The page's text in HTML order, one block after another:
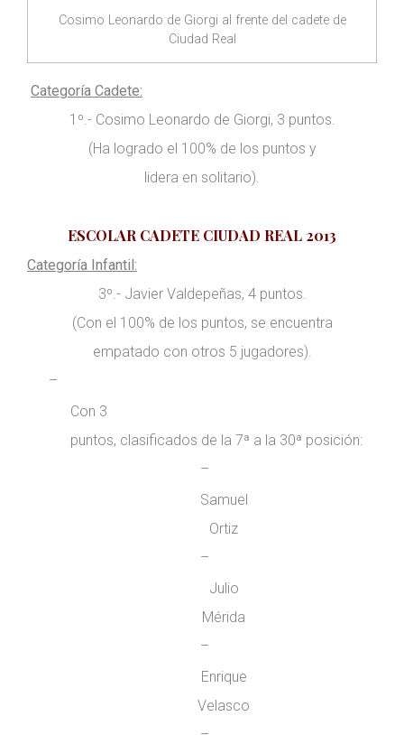
Cosimo Leonardo de Giorgi al frente del cadete de
Ciudad Real
Categoría Cadete:
1º.- Cosimo Leonardo de Giorgi, 3 puntos.
(Ha logrado el 100% de los puntos y
lidera en solitario).
ESCOLAR CADETE CIUDAD REAL 2013
Categoría Infantil:
3º.- Javier Valdepeñas, 4 puntos.
(Con el 100% de los puntos, se encuentra
empatado con otros 5 jugadores).
–
Con 3
puntos, clasificados de la 7ª a la 30ª posición:
–
Samuel
Ortiz
–
Julio
Mérida
–
Enrique
Velasco